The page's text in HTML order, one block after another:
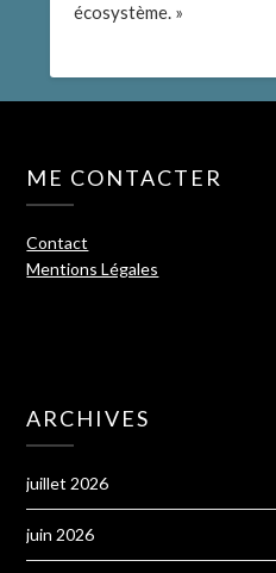
écosystème. »
ME CONTACTER
Contact
Mentions Légales
ARCHIVES
juillet 2026
juin 2026